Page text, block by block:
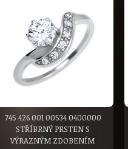
745 426 001 00534 0400000
STŘÍBRNÝ PRSTEN S
VÝRAZNÝM ZDOBENÍM